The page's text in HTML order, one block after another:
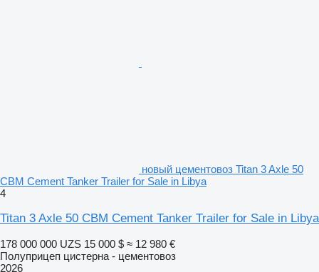
новый цементовоз Titan 3 Axle 50
CBM Cement Tanker Trailer for Sale in Libya
4
Titan 3 Axle 50 CBM Cement Tanker Trailer for Sale in Libya
178 000 000 UZS 15 000 $ ≈ 12 980 €
Полуприцеп цистерна - цементовоз
2026